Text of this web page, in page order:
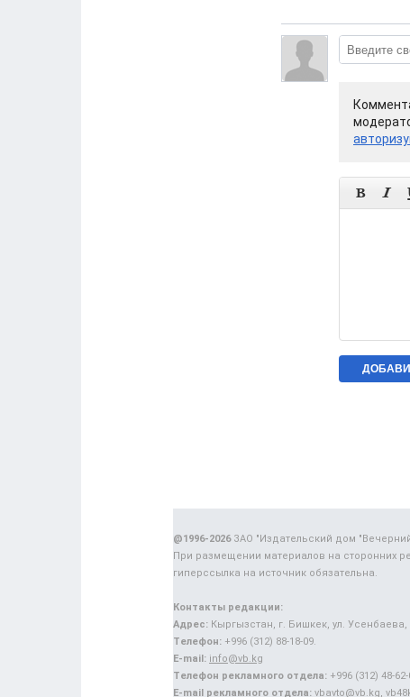
 
@1996-2026ЗАО "Издательский дом
При размещении материалов на сторонних
гиперссылка на источник обязательна.
Контакты редакции:
Адрес: Кыргызстан, г. Бишкек, ул. Усенбаева,
Телефон: +996 (312) 88-18-09.
E-mail: info@vb.kg
Телефон рекламного отдела: +996 (312) 48-62-
E-mail рекламного отдела: vbavto@vb.kg,